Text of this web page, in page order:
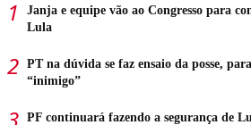
Janja e equipe vão ao Congresso para
Lula
PT na dúvida se faz ensaio da posse,
“inimigo”
PF continuará fazendo a segurança de